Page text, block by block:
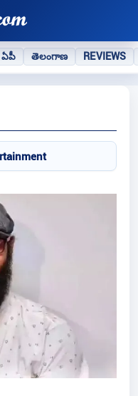
ఏపీ తెలంగాణ REVIEWS